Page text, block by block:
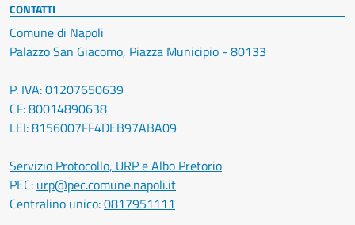
CONTATTI
Comune di Napoli
Palazzo San Giacomo, Piazza Municipio - 80133
P. IVA: 01207650639
CF: 80014890638
LEI: 8156007FF4DEB97ABA09
Servizio Protocollo, URP e Albo Pretorio
PEC: urp@pec.comune.napoli.it
Centralino unico:0817951111